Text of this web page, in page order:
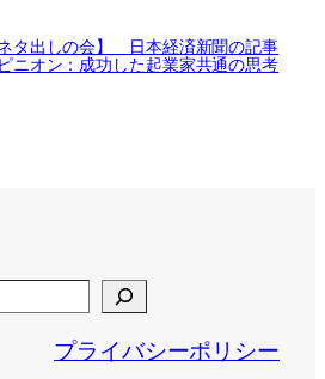
ネタ出しの会】 日本経済新聞の記事
ニオン：成功した起業家共通の思考
プライバシーポリシー